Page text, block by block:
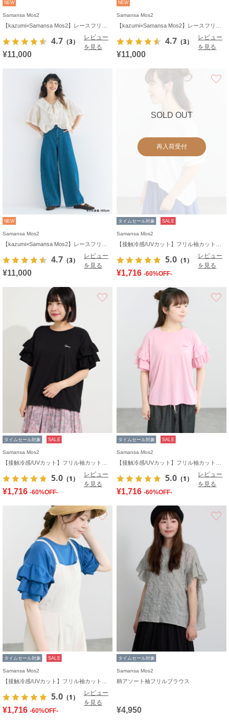
NEW
Samansa Mos2
4.7 （3）
レビュー
を見る
¥11,000
NEW
Samansa Mos2
4.7 （3）
レビュー
を見る
¥11,000
NEW
Samansa Mos2
4.7 （3）
レビュー
を見る
¥11,000
SOLD OUT
再入荷受付
タイムセール対象 SALE
Samansa Mos2
5.0 （1）
レビュー
を見る
¥1,716 -60%OFF-
タイムセール対象 SALE
Samansa Mos2
5.0 （1）
レビュー
を見る
¥1,716 -60%OFF-
タイムセール対象 SALE
Samansa Mos2
5.0 （1）
レビュー
を見る
¥1,716 -60%OFF-
タイムセール対象 SALE
Samansa Mos2
5.0 （1）
レビュー
を見る
¥1,716 -60%OFF-
タイムセール対象
Samansa Mos2
柄アソート袖フリルブラウス
¥4,950